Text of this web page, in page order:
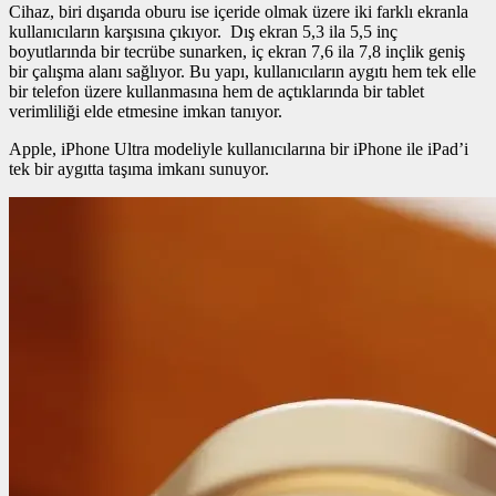
Cihaz, biri dışarıda oburu ise içeride olmak üzere iki farklı ekranla
kullanıcıların karşısına çıkıyor. Dış ekran 5,3 ila 5,5 inç
boyutlarında bir tecrübe sunarken, iç ekran 7,6 ila 7,8 inçlik geniş
bir çalışma alanı sağlıyor. Bu yapı, kullanıcıların aygıtı hem tek elle
bir telefon üzere kullanmasına hem de açtıklarında bir tablet
verimliliği elde etmesine imkan tanıyor.
Apple, iPhone Ultra modeliyle kullanıcılarına bir iPhone ile iPad’i
tek bir aygıtta taşıma imkanı sunuyor.